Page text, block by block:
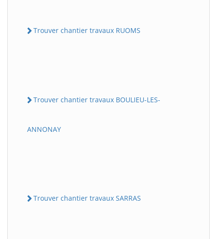
Trouver chantier travaux RUOMS
Trouver chantier travaux BOULIEU-LES-
ANNONAY
Trouver chantier travaux SARRAS